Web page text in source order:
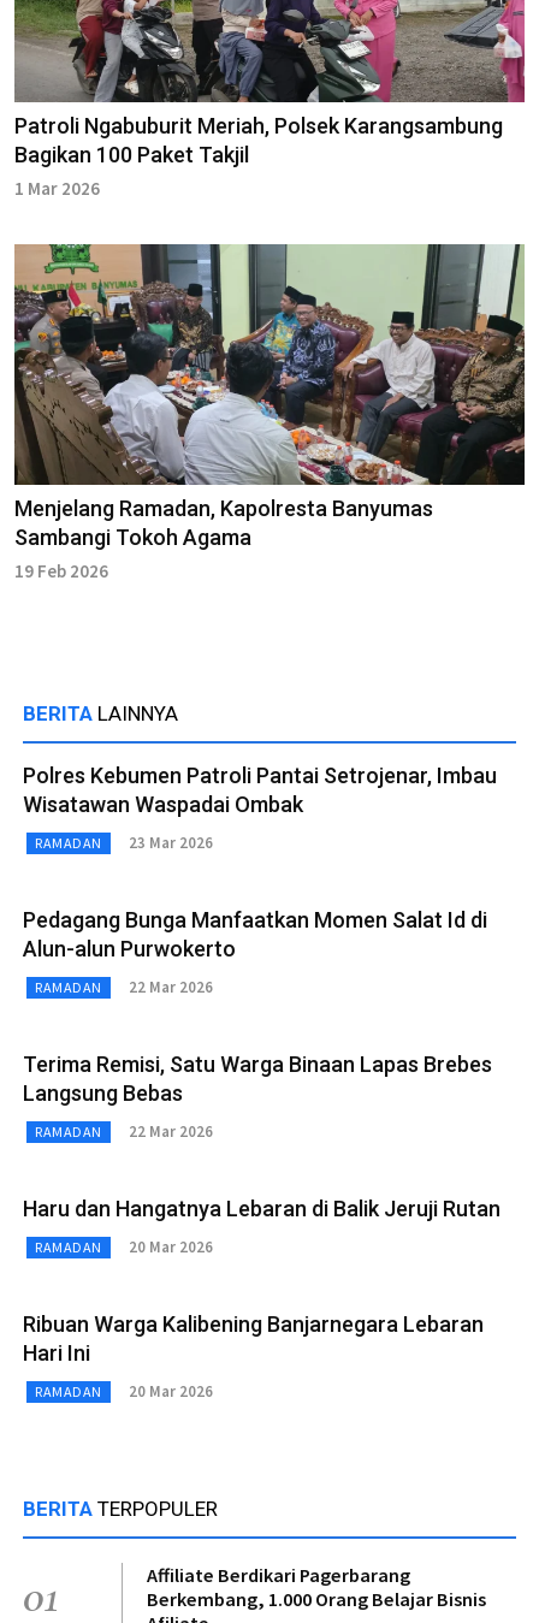
Patroli Ngabuburit Meriah, Polsek Karangsambung
Bagikan 100 Paket Takjil
1 Mar 2026
Menjelang Ramadan, Kapolresta Banyumas
Sambangi Tokoh Agama
19 Feb 2026
BERITA LAINNYA
Polres Kebumen Patroli Pantai Setrojenar, Imbau
Wisatawan Waspadai Ombak
RAMADAN 23 Mar 2026
Pedagang Bunga Manfaatkan Momen Salat Id di
Alun-alun Purwokerto
RAMADAN 22 Mar 2026
Terima Remisi, Satu Warga Binaan Lapas Brebes
Langsung Bebas
RAMADAN 22 Mar 2026
Haru dan Hangatnya Lebaran di Balik Jeruji Rutan
RAMADAN 20 Mar 2026
Ribuan Warga Kalibening Banjarnegara Lebaran
Hari Ini
RAMADAN 20 Mar 2026
BERITA TERPOPULER
01
Affiliate Berdikari Pagerbarang
Berkembang, 1.000 Orang Belajar Bisnis